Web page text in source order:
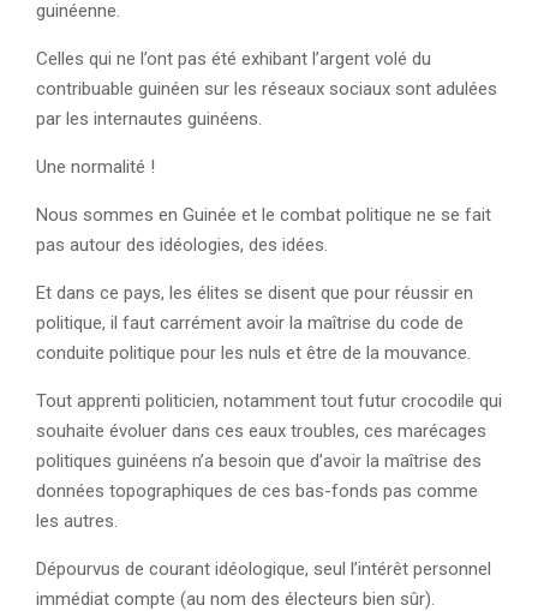
guinéenne.
Celles qui ne l’ont pas été exhibant l’argent volé du
contribuable guinéen sur les réseaux sociaux sont adulées
par les internautes guinéens.
Une normalité !
Nous sommes en Guinée et le combat politique ne se fait
pas autour des idéologies, des idées.
Et dans ce pays, les élites se disent que pour réussir en
politique, il faut carrément avoir la maîtrise du code de
conduite politique pour les nuls et être de la mouvance.
Tout apprenti politicien, notamment tout futur crocodile qui
souhaite évoluer dans ces eaux troubles, ces marécages
politiques guinéens n’a besoin que d’avoir la maîtrise des
données topographiques de ces bas-fonds pas comme
les autres.
Dépourvus de courant idéologique, seul l’intérêt personnel
immédiat compte (au nom des électeurs bien sûr).